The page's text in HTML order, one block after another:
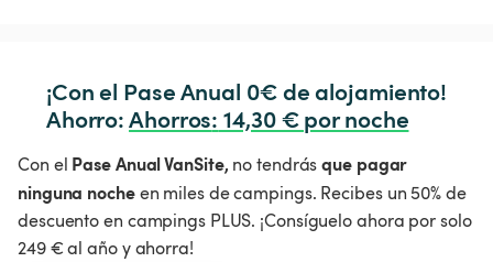
¡Con el Pase Anual 0€ de alojamiento!
Ahorro: Ahorros: 14,30 € por noche
Con el Pase Anual VanSite, no tendrásque pagar
ninguna nocheen miles de campings. Recibes un 50% de
descuento en campings PLUS. ¡Consíguelo ahora por solo
249 € al año y ahorra!